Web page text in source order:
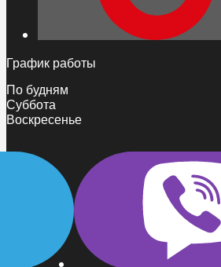
График работы
По будням
Суббота
Воскресенье